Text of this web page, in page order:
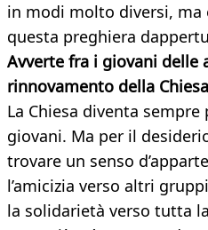
in modi molto diversi, ma
questa preghiera
Avverte fra i giovani delle
rinnovamento della
La Chiesa diventa
giovani. Ma per il
trovare un senso
l’amicizia verso altri
la solidarietà verso tutta